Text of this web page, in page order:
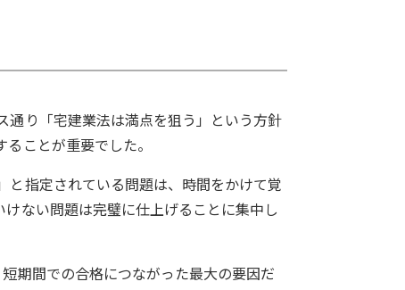
り「宅建業法は満点を狙う」という方針
ことが重要でした。
指定されている問題は、時間をかけて覚
ない問題は完璧に仕上げることに集中し
期間での合格につながった最大の要因だ